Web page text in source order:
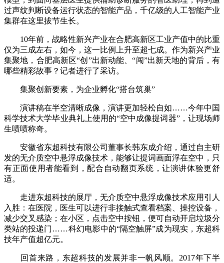
过声纹判断设备运行状态的智能产品，千亿级的人工智能产业
集群在这里拔节生长。
10年前，战略性新兴产业在合肥高新区工业产值中的比重
仅为三成左右，如今，这一比例上升至超七成。作为新兴产业
集聚地，合肥高新区“创”出新动能、“闯”出新天地的背后，有
哪些精彩故事？记者进行了采访。
集聚创新要素，为企业孵化“搭台筑巢”
演讲稿在半空清晰成像，演讲更加轻松自如……今年中国
科学技术大学毕业典礼上使用的“空中成像提词器”，让现场师
生啧啧称奇。
安徽省东超科技有限公司董事长韩东成介绍，通过自主研
发的无介质空中悬浮成像技术，能够让提词画面浮在空中，只
有正面使用者能看到，配合自动翻页系统，让演讲体验更舒
适。
走进东超科技的展厅，无介质空中悬浮成像技术应用引人
入胜：在医院，医生可以进行非接触式查看档案、操控设备，
减少交叉感染；在小区，点击空中按钮，便可自动开启垃圾分
类站的投递门……科幻电影中的“隔空触屏”成为现实，东超科
技年产值超亿元。
回首来路，东超科技的发展并非一帆风顺。2017年下半